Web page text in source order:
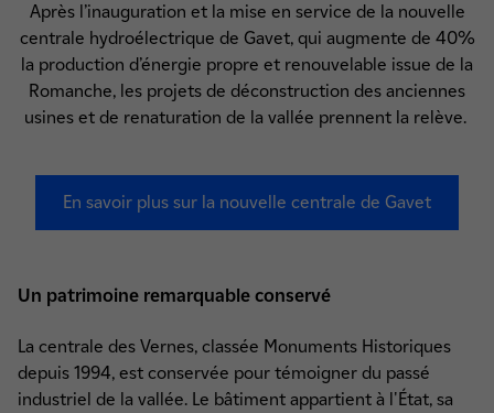
Après l’inauguration et la mise en service de la nouvelle
centrale hydroélectrique de Gavet, qui augmente de 40%
la production d’énergie propre et renouvelable issue de la
Romanche, les projets de déconstruction des anciennes
usines et de renaturation de la vallée prennent la relève.
En savoir plus sur la nouvelle centrale de Gavet
Un patrimoine remarquable conservé
La centrale des Vernes, classée Monuments Historiques
depuis 1994, est conservée pour témoigner du passé
industriel de la vallée. Le bâtiment appartient à l'État, sa